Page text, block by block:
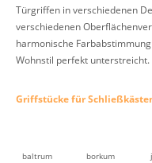
Türgriffen in verschiedenen
verschiedenen
harmonische
Wohnstil perfekt unterstreicht.
Griffstücke für
baltrum
borkum